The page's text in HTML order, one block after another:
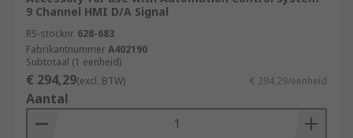
9 Channel HMI D/A Signal
RS-stocknr. 628-683
FabrikantnummerA402190
Subtotaal (1 eenheid)
€ 294,29(excl. BTW) € 294,29/eenheid
Aantal